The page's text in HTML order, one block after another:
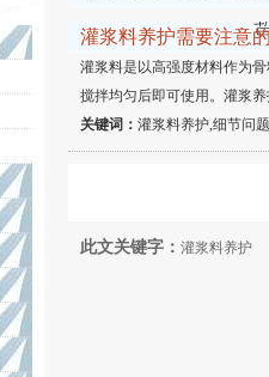
灌浆料养护需要注意
灌浆料是以高强度材料作为
搅拌均匀后即可使用。灌浆
关键词： 灌浆料养护,细节问题
此文关键字： 灌浆料养护